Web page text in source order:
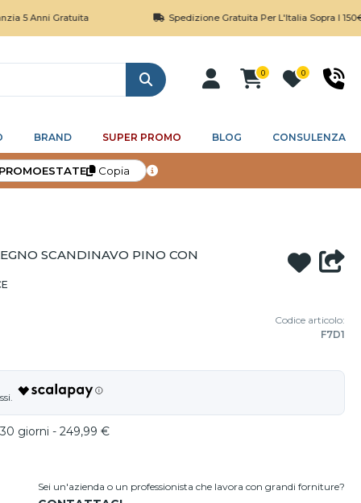
Gratuita Spedizione Gratuita Per L'Italia Sopra I 150€
Cerca
0 0
BRAND SUPER PROMO BLOG CONSULENZA
PROMOESTATE Copia
SCANDINAVO PINO CON
Codice articolo:
F7D1
giorni - 249,99 €
Sei un'azienda o un professionista che lavora con grandi forniture?